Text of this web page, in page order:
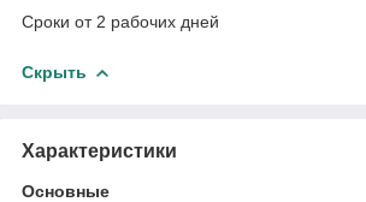
Сроки от 2 рабочих дней
Скрыть
Характеристики
Основные